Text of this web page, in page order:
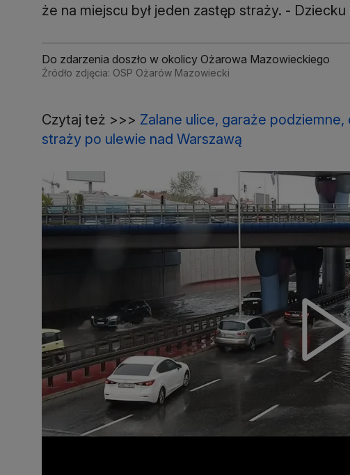
że na miejscu był jeden zastęp straży. - Dziecku
Do zdarzenia doszło w okolicy Ożarowa Mazowieckiego
Źródło zdjęcia: OSP Ożarów Mazowiecki
Czytaj też >>> Zalane ulice, garaże
straży po ulewie nad Warszawą